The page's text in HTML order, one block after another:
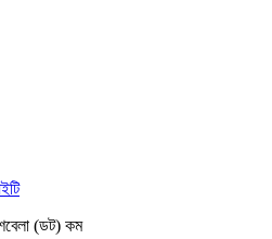
(ডট) কম